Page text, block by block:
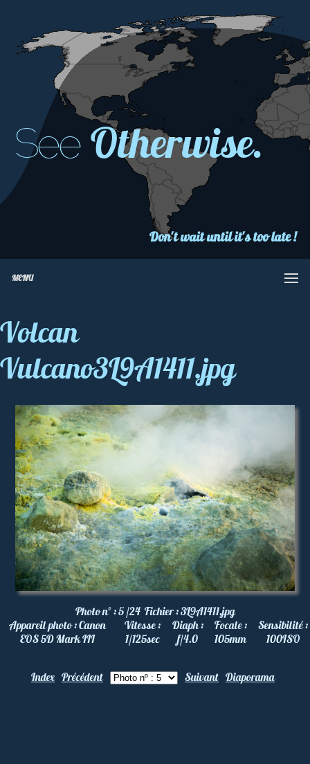
See Otherwise.
Don't wait until it's too late !
MENU
Volcan
Vulcano3L9A1411.jpg
Photo nº :5 /24 Fichier :3L9A1411.jpg
Appareil photo :Canon
EOS 5D Mark III
Vitesse :
1/125sec
Diaph :
f/4.0
Focale :
105mm
Sensibilité :
100ISO
Index Précédent Suivant Diaporama